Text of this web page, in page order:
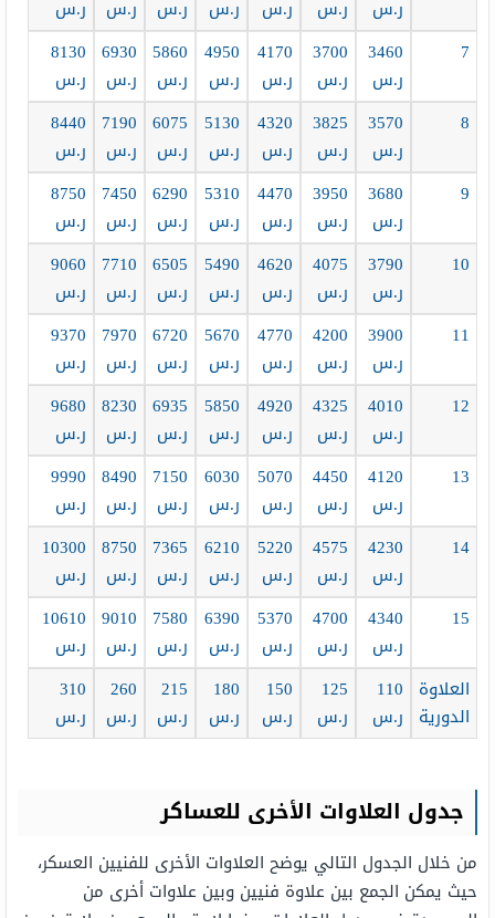
ر.س
ر.س
ر.س
ر.س
ر.س
ر.س
ر.س
7
3460
ر.س
3700
ر.س
4170
ر.س
4950
ر.س
5860
ر.س
6930
ر.س
8130
ر.س
8
3570
ر.س
3825
ر.س
4320
ر.س
5130
ر.س
6075
ر.س
7190
ر.س
8440
ر.س
9
3680
ر.س
3950
ر.س
4470
ر.س
5310
ر.س
6290
ر.س
7450
ر.س
8750
ر.س
10
3790
ر.س
4075
ر.س
4620
ر.س
5490
ر.س
6505
ر.س
7710
ر.س
9060
ر.س
11
3900
ر.س
4200
ر.س
4770
ر.س
5670
ر.س
6720
ر.س
7970
ر.س
9370
ر.س
12
4010
ر.س
4325
ر.س
4920
ر.س
5850
ر.س
6935
ر.س
8230
ر.س
9680
ر.س
13
4120
ر.س
4450
ر.س
5070
ر.س
6030
ر.س
7150
ر.س
8490
ر.س
9990
ر.س
14
4230
ر.س
4575
ر.س
5220
ر.س
6210
ر.س
7365
ر.س
8750
ر.س
10300
ر.س
15
4340
ر.س
4700
ر.س
5370
ر.س
6390
ر.س
7580
ر.س
9010
ر.س
10610
ر.س
العلاوة
الدورية
110
ر.س
125
ر.س
150
ر.س
180
ر.س
215
ر.س
260
ر.س
310
ر.س
جدول العلاوات الأخرى للعساكر
من خلال الجدول التالي يوضح العلاوات الأخرى للفنيين العسكر،
حيث يمكن الجمع بين علاوة فنيين وبين علاوات أخرى من